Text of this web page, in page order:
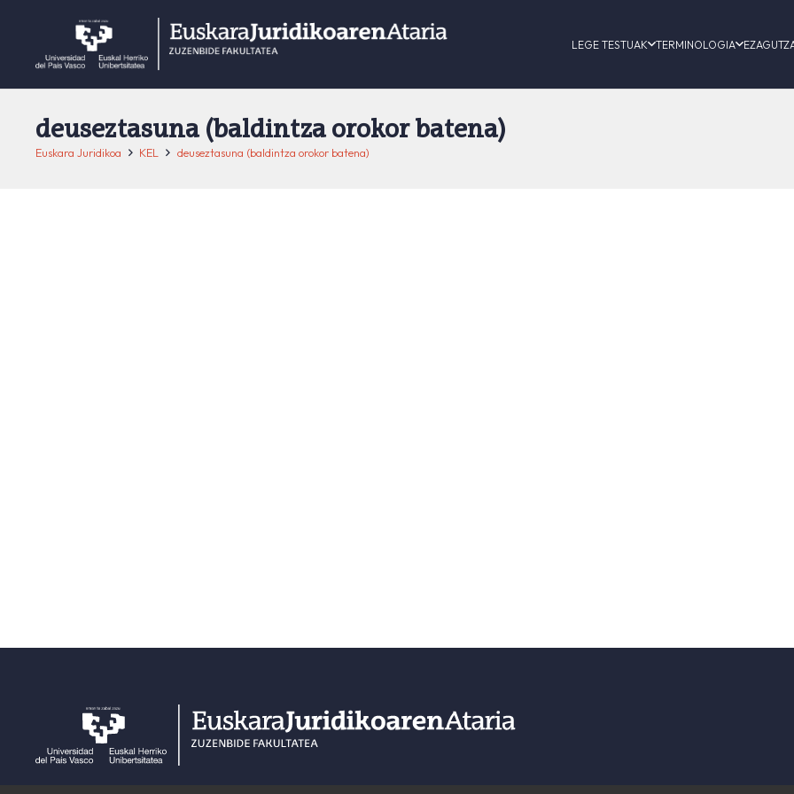
LEGE TESTUAK TERMINOLOGIA
deuseztasuna (baldintza orokor batena)
Euskara Juridikoa KEL deuseztasuna (baldintza orokor batena)